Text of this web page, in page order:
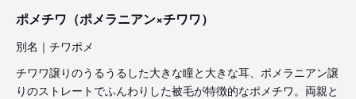
ポメチワ（ポメラニアン×チワワ）
別名｜チワポメ
チワワ譲りのうるうるした大きな瞳と大きな耳、ポメラニアン譲
りのストレートでふんわりした被毛が特徴的なポメチワ。両親と